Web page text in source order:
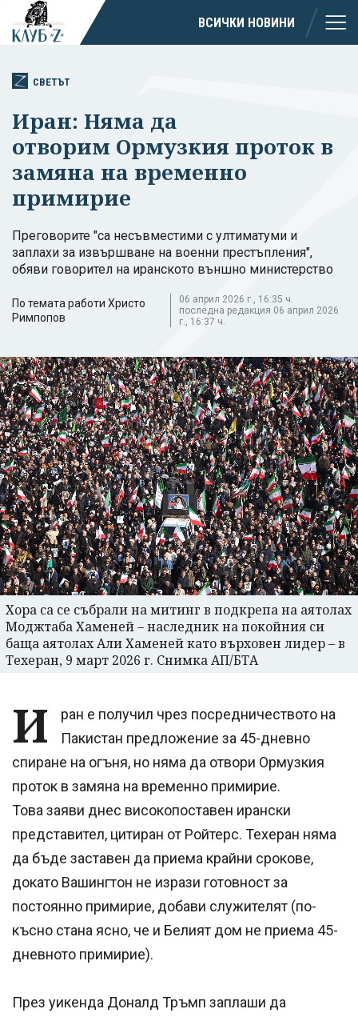
ВСИЧКИ НОВИНИ
СВЕТЪТ
Иран: Няма да
отворим Ормузкия проток в
замяна на временно
примирие
Преговорите "са несъвместими с ултиматуми и
заплахи за извършване на военни престъпления",
обяви говорител на иранското външно министерство
По темата работи Христо
Римпопов
06 април 2026 г., 16:35 ч.
последна редакция 06 април 2026
г., 16:37 ч.
Хора сa се събрали на митинг в подкрепа на аятолах
Моджтаба Хаменей – наследник на покойния си
баща аятолах Али Хаменей като върховен лидер – в
Техеран, 9 март 2026 г. Снимка АП/БТА
И
ран е получил чрез посредничеството на
Пакистан предложение за 45-дневно
спиране на огъня, но няма да отвори Ормузкия
проток в замяна на временно примирие.
Това заяви днес високопоставен ирански
представител, цитиран от Ройтерс. Техеран няма
да бъде заставен да приема крайни срокове,
докато Вашингтон не изрази готовност за
постоянно примирие, добави служителят (по-
късно стана ясно, че и Белият дом не приема 45-
дневното примирие).
През уикенда Доналд Тръмп заплаши да